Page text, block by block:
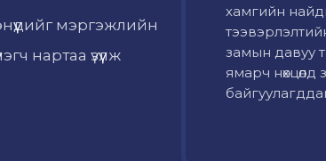
мэргэжлийн
нартаа үзүүлж
хамгийн
замын давуу
ямарч нөхцөлд